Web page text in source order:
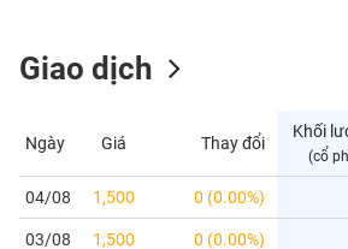
Giao dịch
Ngày Giá Thay đổi
Khối
(cổ
04/08 1,500 0 (0.00%)
03/08 1,500 0 (0.00%)
CÁ
NHÂN